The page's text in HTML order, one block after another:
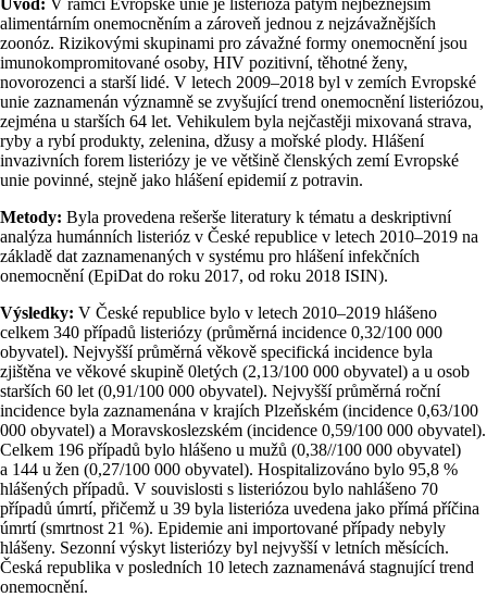
alimentárním onemocněním a zároveň jednou z nejzávažnějších
zoonóz. Rizikovými skupinami pro závažné formy onemocnění jsou
imunokompromitované osoby, HIV pozitivní, těhotné ženy,
novorozenci a starší lidé. V letech 2009–2018 byl v zemích Evropské
unie zaznamenán významně se zvyšující trend onemocnění listeriózou,
zejména u starších 64 let. Vehikulem byla nejčastěji mixovaná strava,
ryby a rybí produkty, zelenina, džusy a mořské plody. Hlášení
invazivních forem listeriózy je ve většině členských zemí Evropské
unie povinné, stejně jako hlášení epidemií z potravin.
Metody: Byla provedena rešerše literatury k tématu a deskriptivní
analýza humánních listerióz v České republice v letech 2010–2019 na
základě dat zaznamenaných v systému pro hlášení infekčních
onemocnění (EpiDat do roku 2017, od roku 2018 ISIN).
Výsledky: V České republice bylo v letech 2010–2019 hlášeno
celkem 340 případů listeriózy (průměrná incidence 0,32/100 000
obyvatel). Nejvyšší průměrná věkově specifická incidence byla
zjištěna ve věkové skupině 0letých (2,13/100 000 obyvatel) a u osob
starších 60 let (0,91/100 000 obyvatel). Nejvyšší průměrná roční
incidence byla zaznamenána v krajích Plzeňském (incidence 0,63/100
000 obyvatel) a Moravskoslezském (incidence 0,59/100 000 obyvatel).
Celkem 196 případů bylo hlášeno u mužů (0,38//100 000 obyvatel)
a 144 u žen (0,27/100 000 obyvatel). Hospitalizováno bylo 95,8 %
hlášených případů. V souvislosti s listeriózou bylo nahlášeno 70
případů úmrtí, přičemž u 39 byla listerióza uvedena jako přímá příčina
úmrtí (smrtnost 21 %). Epidemie ani importované případy nebyly
hlášeny. Sezonní výskyt listeriózy byl nejvyšší v letních měsících.
Česká republika v posledních 10 letech zaznamenává stagnující trend
onemocnění.